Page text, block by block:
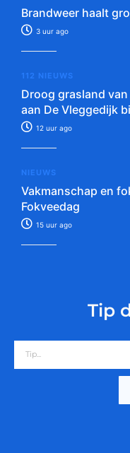
Brandweer haalt
3 uur ago
112 NIEUWS
Droog grasland
aan De Vleggedijk
12 uur ago
NIEUWS
Vakmanschap en
Fokveedag
15 uur ago
Tip